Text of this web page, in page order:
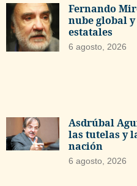
Fernando
nube global
estatales
6 agosto, 2026
Asdrúbal
las tutelas y
nación
6 agosto, 2026